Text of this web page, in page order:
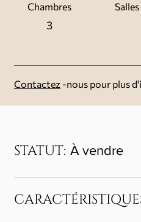
Chambres
3
Contactez -nous pour plus
STATUT: À vendre